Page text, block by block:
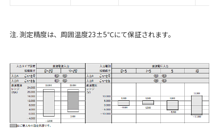
注. 測定精度は、周囲温度23±5℃にて保証されます。